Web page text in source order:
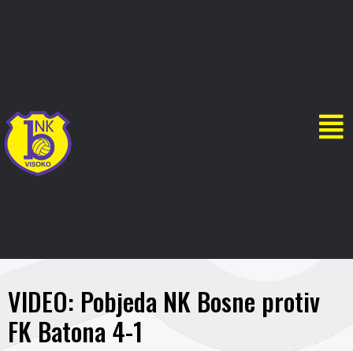
VIDEO: Pobjeda NK Bosne protiv
FK Batona 4-1